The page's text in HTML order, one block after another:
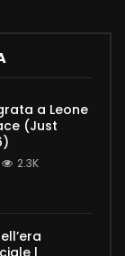
a Leone
(Just
2.3K